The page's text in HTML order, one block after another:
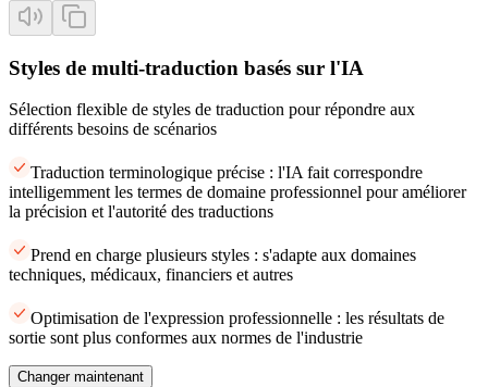
Styles de multi-traduction basés sur l'IA
Sélection flexible de styles de traduction pour répondre aux
différents besoins de scénarios
Traduction terminologique précise : l'IA fait correspondre
intelligemment les termes de domaine professionnel pour améliorer
la précision et l'autorité des traductions
Prend en charge plusieurs styles : s'adapte aux domaines
techniques, médicaux, financiers et autres
Optimisation de l'expression professionnelle : les résultats de
sortie sont plus conformes aux normes de l'industrie
Changer maintenant